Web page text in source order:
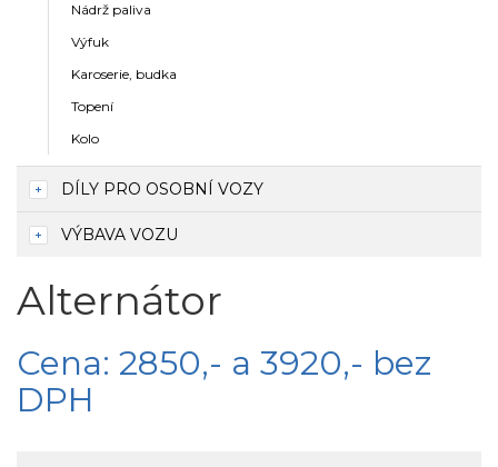
Nádrž paliva
Výfuk
Karoserie, budka
Topení
Kolo
DÍLY PRO OSOBNÍ VOZY
VÝBAVA VOZU
Alternátor
Cena: 2850,- a 3920,- bez
DPH